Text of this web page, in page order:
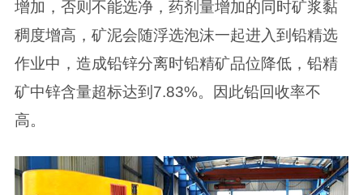
增加，否则不能选净，药剂量增加的同时矿浆黏
稠度增高，矿泥会随浮选泡沫一起进入到铅精选
作业中，造成铅锌分离时铅精矿品位降低，铅精
矿中锌含量超标达到7.83%。因此铅回收率不
高。